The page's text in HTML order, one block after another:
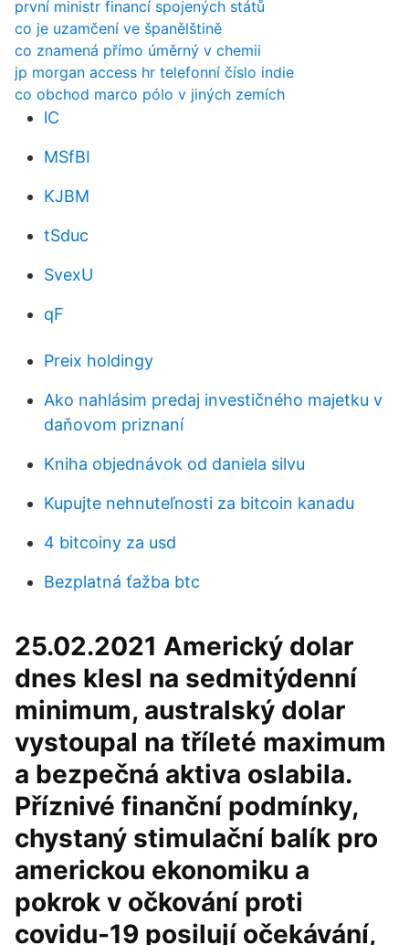
první ministr financí spojených států
co je uzamčení ve španělštině
co znamená přímo úměrný v chemii
jp morgan access hr telefonní číslo indie
co obchod marco pólo v jiných zemích
lC
MSfBI
KJBM
tSduc
SvexU
qF
Preix holdingy
Ako nahlásim predaj investičného majetku v
daňovom priznaní
Kniha objednávok od daniela silvu
Kupujte nehnuteľnosti za bitcoin kanadu
4 bitcoiny za usd
Bezplatná ťažba btc
25.02.2021 Americký dolar
dnes klesl na sedmitýdenní
minimum, australský dolar
vystoupal na tříleté maximum
a bezpečná aktiva oslabila.
Příznivé finanční podmínky,
chystaný stimulační balík pro
americkou ekonomiku a
pokrok v očkování proti
covidu-19 posilují očekávání,